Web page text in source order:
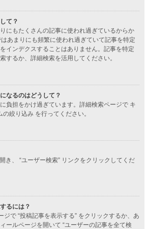
て？
にもたくさんの記事に使われ過ぎているからか
あまりにも頻繁に使われ過ぎていて記事を特定
インデクスすることはありません。記事を特定
するか、詳細検索を活用してください。
なるのはどうして？
負担をかけ過ぎています。詳細検索ページで キ
絞り込み を行ってください。
き、 “ユーザー検索” リンクをクリックしてくだ
るには？
ジで “投稿記事を表示する” をクリックするか、あ
ールページを開いて “ユーザーの記事を全て検